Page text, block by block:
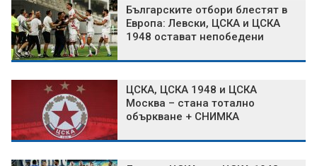
Българските отбори блестят в
Европа: Левски, ЦСКА и ЦСКА
1948 остават непобедени
ЦСКА, ЦСКА 1948 и ЦСКА
Москва – стана тотално
объркване + СНИМКА